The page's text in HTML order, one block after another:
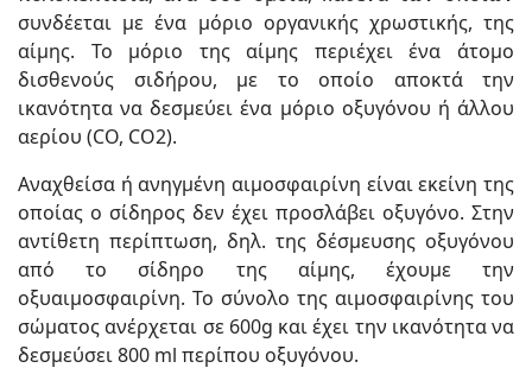
συνδέεται με ένα μόριο οργανικής χρωστικής, της
αίμης. Το μόριο της αίμης περιέχει ένα άτομο
δισθενούς σιδήρου, με το οποίο αποκτά την
ικανότητα να δεσμεύει ένα μόριο οξυγόνου ή άλλου
αερίου (CO, CO2).
Αναχθείσα ή ανηγμένη αιμοσφαιρίνη είναι εκείνη της
οποίας ο σίδηρος δεν έχει προσλάβει οξυγόνο. Στην
αντίθετη περίπτωση, δηλ. της δέσμευσης οξυγόνου
από το σίδηρο της αίμης, έχουμε την
οξυαιμοσφαιρίνη. Το σύνολο της αιμοσφαιρίνης του
σώματος ανέρχεται σε 600g και έχει την ικανότητα να
δεσμεύσει 800 ml περίπου οξυγόνου.